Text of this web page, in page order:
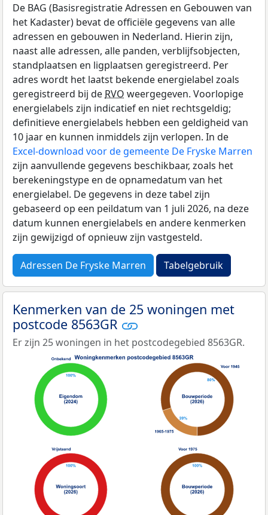
De BAG (Basisregistratie Adressen en Gebouwen van
het Kadaster) bevat de officiële gegevens van alle
adressen en gebouwen in Nederland. Hierin zijn,
naast alle adressen, alle panden, verblijfsobjecten,
standplaatsen en ligplaatsen geregistreerd. Per
adres wordt het laatst bekende energielabel zoals
geregistreerd bij de RVO weergegeven. Voorlopige
energielabels zijn indicatief en niet rechtsgeldig;
definitieve energielabels hebben een geldigheid van
10 jaar en kunnen inmiddels zijn verlopen. In de
Excel-download voor de gemeente De Fryske Marren
zijn aanvullende gegevens beschikbaar, zoals het
berekeningstype en de opnamedatum van het
energielabel. De gegevens in deze tabel zijn
gebaseerd op een peildatum van 1 juli 2026, na deze
datum kunnen energielabels en andere kenmerken
zijn gewijzigd of opnieuw zijn vastgesteld.
Adressen De Fryske Marren Tabelgebruik
Kenmerken van de 25 woningen met
postcode 8563GR
Er zijn 25 woningen in het postcodegebied 8563GR.